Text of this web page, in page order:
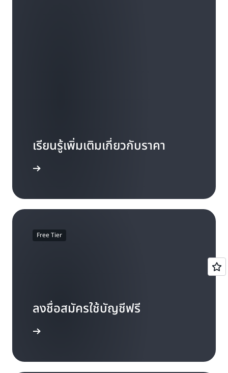
เรียนรู้เพิ่มเติมเกี่ยวกับราคา
Free Tier
ลงชื่อสมัครใช้บัญชีฟรี